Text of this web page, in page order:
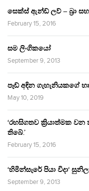
සෙක්ස් ඇන්ඩ් ලව් – බ්‍රා සහ
February 15, 2016
සම ලිංගිකයෝ
September 9, 2013
පෑඩ් අඳින ගැහැනියකගේ
May 10, 2019
‘රහසිගතව ක්‍රියාත්මක
තිබේ.’
February 15, 2016
‘හිමින්සැරේ පියා විදා‘
September 9, 2013